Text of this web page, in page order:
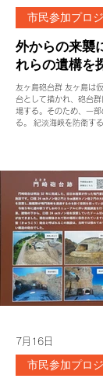
外からの来襲
れらの遺構
友ヶ島砲台群 友ヶ島は
台として描かれ、砲台群
場する。そのため、一部
る。 紀淡海峡を防衛す
図 （和歌山市文化振興
市埋蔵文化財発掘調査
（和歌山市文化振興課
蔵文化財発掘調査情報
砲台」考古学研究会関
里菜 2025 「明治時代
料 （和歌山市文化振
砲台」考古学研究会関
市民参加プロ
市民参加プロ
7月16日